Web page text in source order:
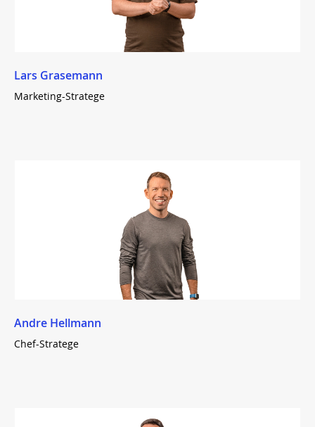
Lars Grasemann
Marketing-Stratege
Andre Hellmann
Chef-Stratege